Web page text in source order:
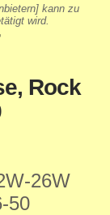
kann zu
wird.
Rock
26W
50